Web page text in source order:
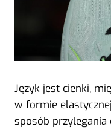
Język jest cienki,
w formie
sposób